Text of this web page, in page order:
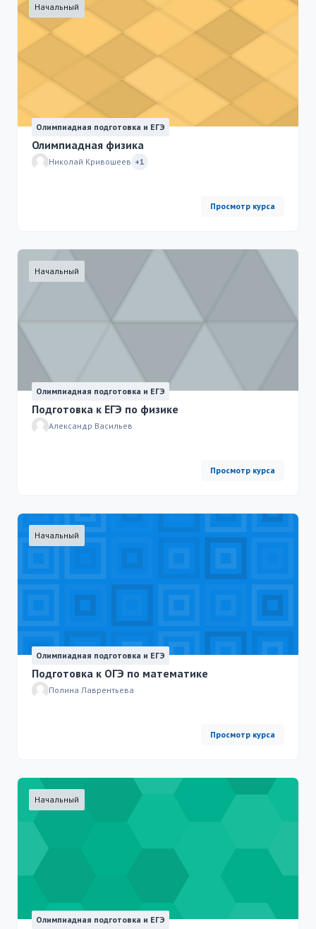
Начальный
Олимпиадная подготовка и ЕГЭ
Олимпиадная физика
Николай Кривошеев +1
Просмотр курса
Начальный
Олимпиадная подготовка и ЕГЭ
Подготовка к ЕГЭ по физике
Александр Васильев
Просмотр курса
Начальный
Олимпиадная подготовка и ЕГЭ
Подготовка к ОГЭ по математике
Полина Лаврентьева
Просмотр курса
Начальный
Олимпиадная подготовка и ЕГЭ